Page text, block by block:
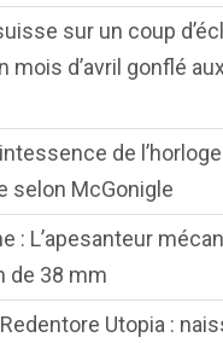
sur un coup
mois d’avril gonflé
de
selon McGonigle
: L’apesanteur
de 38 mm
Utopia :